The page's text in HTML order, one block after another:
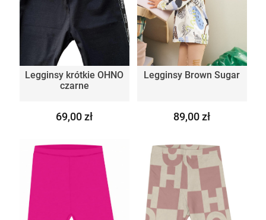
Legginsy krótkie OHNO
czarne
69,00 zł
Legginsy Brown Sugar
89,00 zł